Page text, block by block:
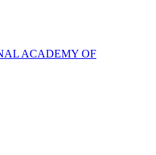
ACADEMY OF